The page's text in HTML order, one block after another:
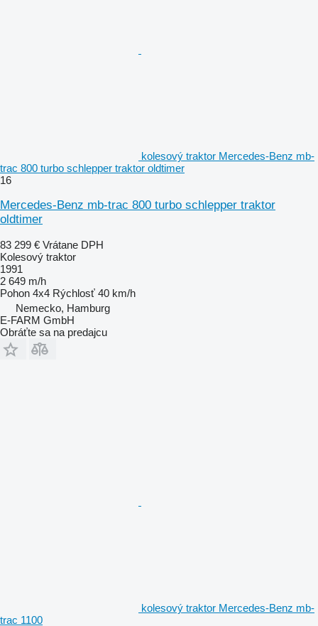
kolesový traktor Mercedes-Benz mb-
trac 800 turbo schlepper traktor oldtimer
16
Mercedes-Benz mb-trac 800 turbo schlepper traktor
oldtimer
83 299 € Vrátane DPH
Kolesový traktor
1991
2 649 m/h
Pohon 4x4 Rýchlosť 40 km/h
Nemecko, Hamburg
E-FARM GmbH
Obráťte sa na predajcu
kolesový traktor Mercedes-Benz mb-
trac 1100